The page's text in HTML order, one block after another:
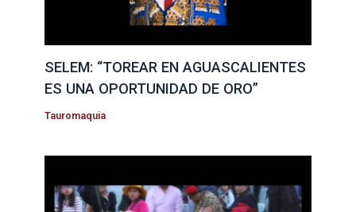
SELEM: “TOREAR EN AGUASCALIENTES
ES UNA OPORTUNIDAD DE ORO”
Tauromaquia